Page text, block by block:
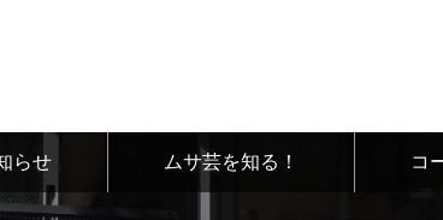
らせ ムサ芸を知る！ コ